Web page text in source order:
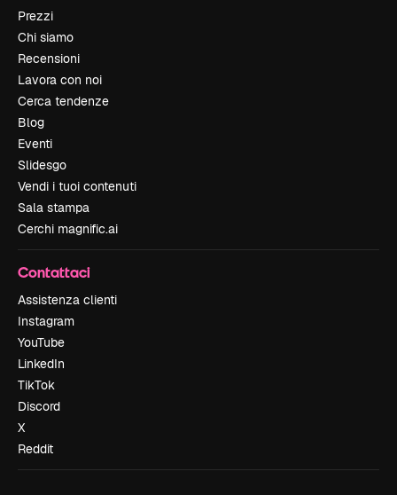
Prezzi
Chi siamo
Recensioni
Lavora con noi
Cerca tendenze
Blog
Eventi
Slidesgo
Vendi i tuoi contenuti
Sala stampa
Cerchi magnific.ai
Contattaci
Assistenza clienti
Instagram
YouTube
LinkedIn
TikTok
Discord
X
Reddit